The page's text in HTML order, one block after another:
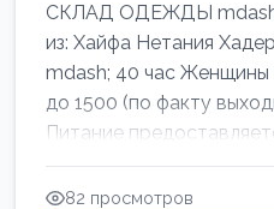
СКЛАД ОДЕЖДЫ
из: Хайфа Нетания
mdash; 40 час Женщины
до 1500 (по факту
Питание
82 просмотров